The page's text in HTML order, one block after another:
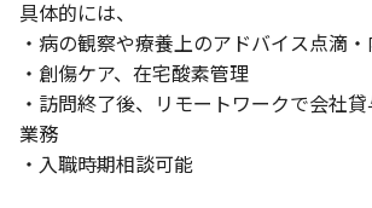
具体的には、
・病の観察や療養上のアドバイス点滴
・創傷ケア、在宅酸素管理
・訪問終了後、リモートワークで会社
業務
・入職時期相談可能